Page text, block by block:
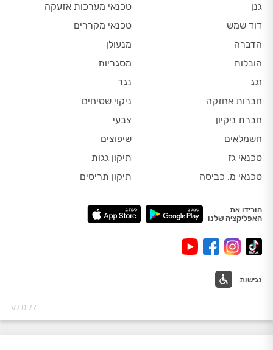
גנן
דוד שמש
הדברה
הובלות
זגג
חברות אחזקה
חברת ניקיון
חשמלאים
טכנאי גז
טכנאי מ. כביסה
טכנאי מערכות אזעקה
טכנאי מקררים
מנעולן
מסגריות
נגר
ניקוי שטיחים
צבעי
שיפוצים
תיקון גגות
תיקון תריסים
הורידו את
האפליקציה שלנו
נגישות
V7.0.77